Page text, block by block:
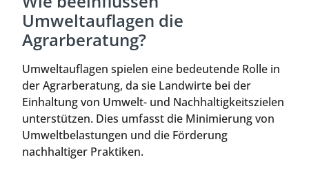
Umweltauflagen die
Agrarberatung?
Umweltauflagen spielen eine bedeutende Rolle in
der Agrarberatung, da sie Landwirte bei der
Einhaltung von Umwelt- und Nachhaltigkeitszielen
unterstützen. Dies umfasst die Minimierung von
Umweltbelastungen und die Förderung
nachhaltiger Praktiken.